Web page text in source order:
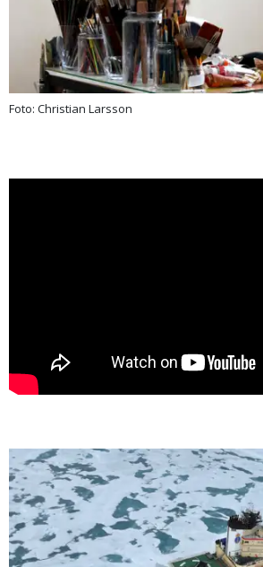
Foto: Christian Larsson